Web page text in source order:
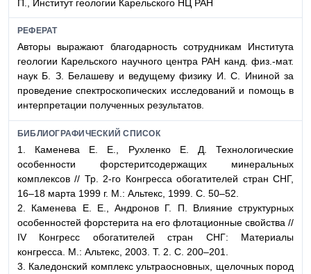
П., Институт геологии Карельского НЦ РАН
РЕФЕРАТ
Авторы выражают благодарность сотрудникам Института
геологии Карельского научного центра РАН канд. физ.-мат.
наук Б. З. Белашеву и ведущему физику И. С. Ининой за
проведение спектроскопических исследований и помощь в
интерпретации полученных результатов.
БИБЛИОГРАФИЧЕСКИЙ СПИСОК
1. Каменева Е. Е., Рухленко Е. Д. Технологические
особенности форстеритсодержащих минеральных
комплексов // Тр. 2-го Конгресса обогатителей стран СНГ,
16–18 марта 1999 г. М.: Альтекс, 1999. С. 50–52.
2. Каменева Е. Е., Андронов Г. П. Влияние структурных
особенностей форстерита на его флотационные свойства //
IV Конгресс обогатителей стран СНГ: Материалы
конгресса. М.: Альтекс, 2003. Т. 2. С. 200–201.
3. Каледонский комплекс ультраосновных, щелочных пород